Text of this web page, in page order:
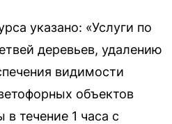
указано: «Услуги по
деревьев, удалению
видимости
объектов
течение 1 часа с